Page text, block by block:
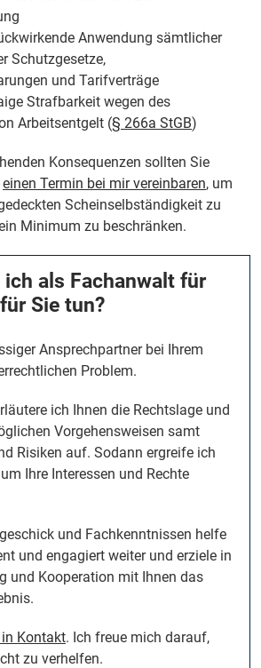
Anwendung sämtlicher
Schutzgesetze,
und Tarifverträge
Strafbarkeit wegen des
Arbeitsentgelt (§ 266a StGB)
Konsequenzen sollten Sie
einen Termin bei mir vereinbaren, um
Scheinselbständigkeit zu
Minimum zu beschränken.
ich als Fachanwalt für
Sie tun?
Ansprechpartner bei Ihrem
Problem.
ich Ihnen die Rechtslage und
Vorgehensweisen samt
Risiken auf. Sodann ergreife ich
Ihre Interessen und Rechte
und Fachkenntnissen helfe
und engagiert weiter und erziele in
und Kooperation mit Ihnen das
Kontakt. Ich freue mich darauf,
zu verhelfen.